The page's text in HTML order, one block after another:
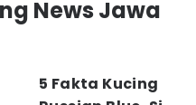
News Jawa
5 Fakta Kucing